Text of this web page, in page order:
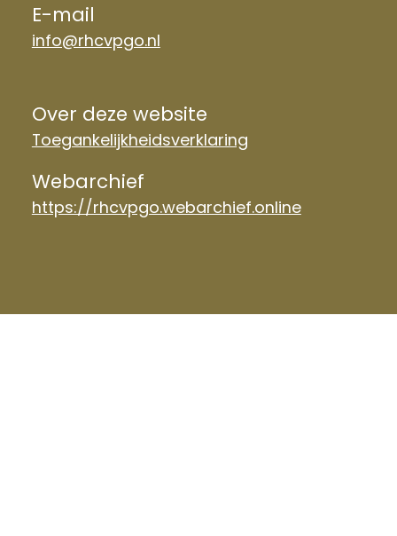
E-mail
info@rhcvpgo.nl
Over deze website
Toegankelijkheidsverklaring
Webarchief
https://rhcvpgo.webarchief.online